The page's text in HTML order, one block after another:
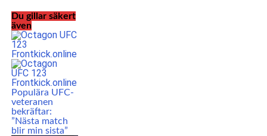
Du gillar säkert
även
Populära UFC-
veteranen
bekräftar:
”Nästa match
blir min sista”